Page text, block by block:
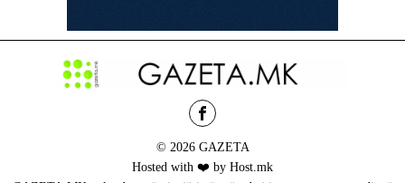
© 2026 GAZETA
Hosted with ❤️ by Host.mk